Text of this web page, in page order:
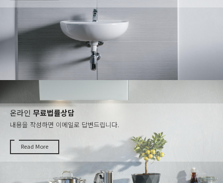
온라인 무료법률상담
내용을 작성하면 이메일로 답변드립니다.
Read More